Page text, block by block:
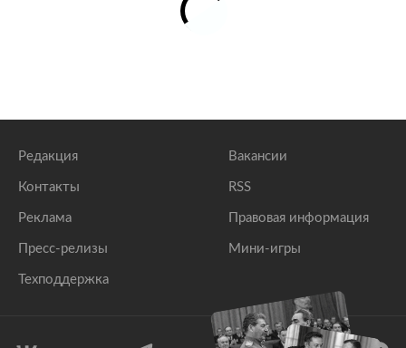
Редакция
Контакты
Реклама
Пресс-релизы
Техподдержка
Вакансии
RSS
Правовая информация
Мини-игры